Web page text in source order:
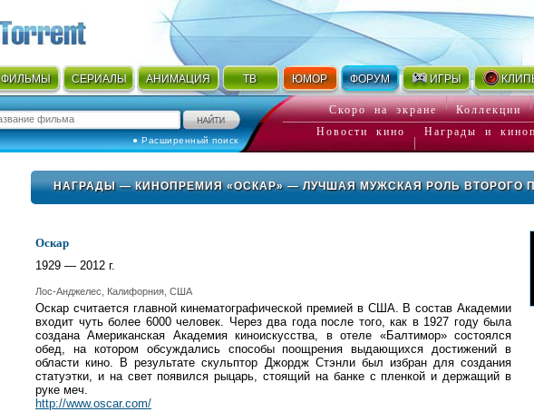
ФИЛЬМЫ СЕРИАЛЫ АНИМАЦИЯ ТВ ЮМОР ФОРУМ ИГРЫ
● Расширенный поиск
Скоро на экране Коллекции
Новости кино
Награды и
НАГРАДЫ—КИНОПРЕМИЯ «ОСКАР»— ЛУЧШАЯ МУЖСКАЯ РОЛЬ ВТОРОГО
Оскар
1929 — 2012 г.
Лос-Анджелес, Калифорния, США
Оскар считается главной кинематографической премией в США. В состав Академии
входит чуть более 6000 человек. Через два года после того, как в 1927 году была
создана Американская Академия киноискусства, в отеле «Балтимор» состоялся
обед, на котором обсуждались способы поощрения выдающихся достижений в
области кино. В результате скульптор Джордж Стэнли был избран для создания
статуэтки, и на свет появился рыцарь, стоящий на банке с пленкой и держащий в
руке меч.
http://www.oscar.com/